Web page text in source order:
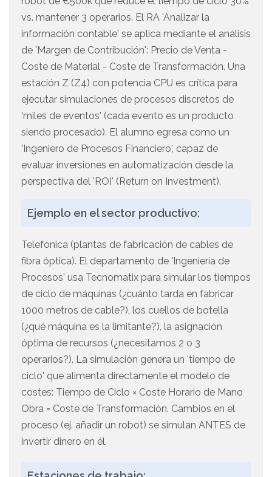
vs. mantener 3 operarios. El RA 'Analizar la
información contable' se aplica mediante el análisis
de 'Margen de Contribución': Precio de Venta -
Coste de Material - Coste de Transformación. Una
estación Z (Z4) con potencia CPU es crítica para
ejecutar simulaciones de procesos discretos de
'miles de eventos' (cada evento es un producto
siendo procesado). El alumno egresa como un
'Ingeniero de Procesos Financiero', capaz de
evaluar inversiones en automatización desde la
perspectiva del 'ROI' (Return on Investment).
Ejemplo en el sector productivo:
Telefónica (plantas de fabricación de cables de
fibra óptica). El departamento de 'Ingeniería de
Procesos' usa Tecnomatix para simular los tiempos
de ciclo de máquinas (¿cuánto tarda en fabricar
1000 metros de cable?), los cuellos de botella
(¿qué máquina es la limitante?), la asignación
óptima de recursos (¿necesitamos 2 o 3
operarios?). La simulación genera un 'tiempo de
ciclo' que alimenta directamente el modelo de
costes: Tiempo de Ciclo × Coste Horario de Mano
Obra = Coste de Transformación. Cambios en el
proceso (ej. añadir un robot) se simulan ANTES de
invertir dinero en él.